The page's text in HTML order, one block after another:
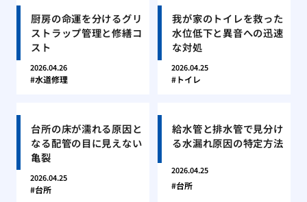
厨房の命運を分けるグリ
ストラップ管理と修繕コ
スト
2026.04.26
水道修理
我が家のトイレを救った
水位低下と異音への迅速
な対処
2026.04.25
トイレ
台所の床が濡れる原因と
なる配管の目に見えない
亀裂
2026.04.25
台所
給水管と排水管で見分け
る水漏れ原因の特定方法
2026.04.25
台所